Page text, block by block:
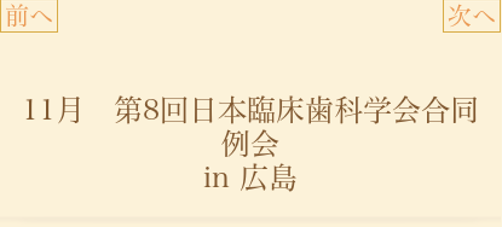
次へ
前へ
11月 第8回日本臨床歯科学会合同
例会
in 広島